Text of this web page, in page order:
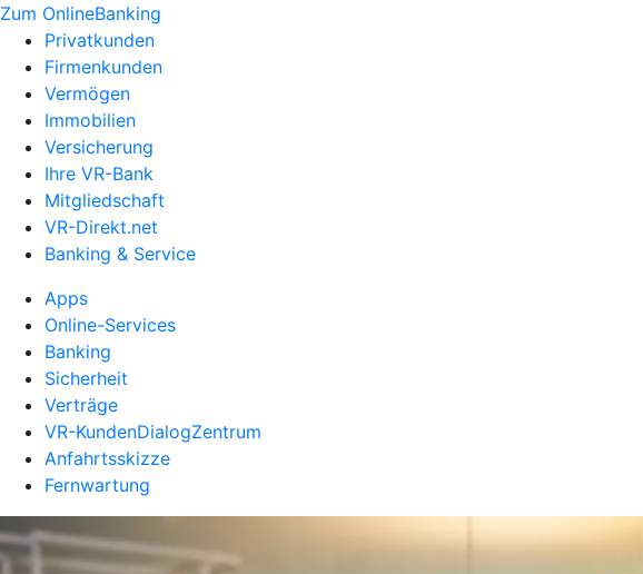
Zum OnlineBanking
Privatkunden
Firmenkunden
Vermögen
Immobilien
Versicherung
Ihre VR-Bank
Mitgliedschaft
VR-Direkt.net
Banking & Service
Apps
Online-Services
Banking
Sicherheit
Verträge
VR-KundenDialogZentrum
Anfahrtsskizze
Fernwartung